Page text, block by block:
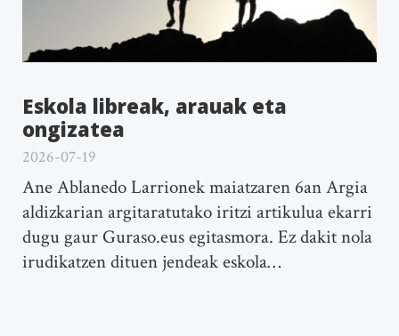
Eskola libreak, arauak eta
ongizatea
2026-07-19
Ane Ablanedo Larrionek maiatzaren 6an Argia
aldizkarian argitaratutako iritzi artikulua ekarri
dugu gaur Guraso.eus egitasmora. Ez dakit nola
irudikatzen dituen jendeak eskola…